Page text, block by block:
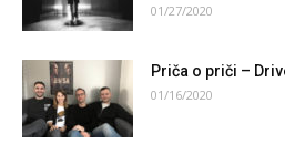
01/27/2020
Priča o priči –
01/16/2020